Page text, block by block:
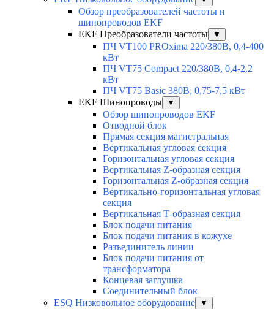
Обзор преобразователей частоты и
шинопроводов EKF
EKF Преобразователи частоты
▼
ПЧ VT100 PROxima 220/380В, 0,4-400
кВт
ПЧ VT75 Compact 220/380В, 0,4-2,2
кВт
ПЧ VT75 Basic 380В, 0,75-7,5 кВт
EKF Шинопроводы
▼
Обзор шинопроводов EKF
Отводной блок
Прямая секция магистральная
Вертикальная угловая секция
Горизонтальная угловая секция
Вертикальная Z-образная секция
Горизонтальная Z-образная секция
Вертикально-горизонтальная угловая
секция
Вертикальная Т-образная секция
Блок подачи питания
Блок подачи питания в кожухе
Разъединитель линии
Блок подачи питания от
трансформатора
Концевая заглушка
Соединительный блок
ESQ Низковольное оборудование
▼